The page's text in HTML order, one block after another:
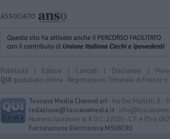
ASSOCIATO
Pubblicità | Editore | Contatti | Disclaimer |
QUI quotidiano online - Registrazione Tribunale di Firenze
Toscana Media Channel srl- Via Dei Martelli, 8 -
redazione@toscanamedia.it -
Numero Iscrizione al R.O.C: 22105 - C.F. e P.Iva:
Fatturazione Elettronica M5UXCR1